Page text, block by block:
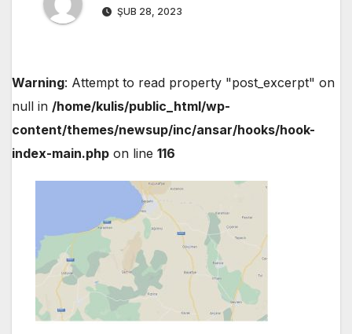
ŞUB 28, 2023
Warning: Attempt to read property "post_excerpt" on
null in /home/kulis/public_html/wp-
content/themes/newsup/inc/ansar/hooks/hook-
index-main.php on line 116